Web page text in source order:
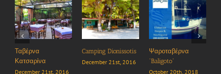
Camping Dionissotis
December 21st, 2016
Ψαροταβέρνα
“Baligoto”
Εστιατόριο “Casa di
Rena”
October 17th, 2018